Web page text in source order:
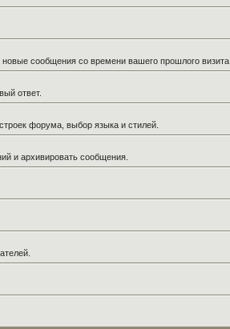
сообщения со времени вашего прошлого визита.
ответ.
форума, выбор языка и стилей.
и архивировать сообщения.